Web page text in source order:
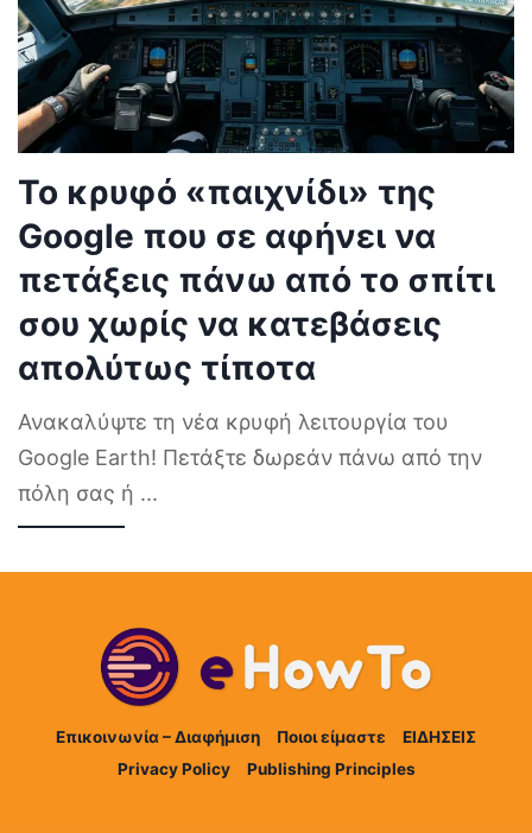
Το κρυφό «παιχνίδι» της
Google που σε αφήνει να
πετάξεις πάνω από το σπίτι
σου χωρίς να κατεβάσεις
απολύτως τίποτα
Ανακαλύψτε τη νέα κρυφή λειτουργία του
Google Earth! Πετάξτε δωρεάν πάνω από την
πόλη σας ή ...
Επικοινωνία – Διαφήμιση Ποιοι είμαστε
ΕΙΔΗΣΕΙΣ
Privacy Policy
Publishing Principles